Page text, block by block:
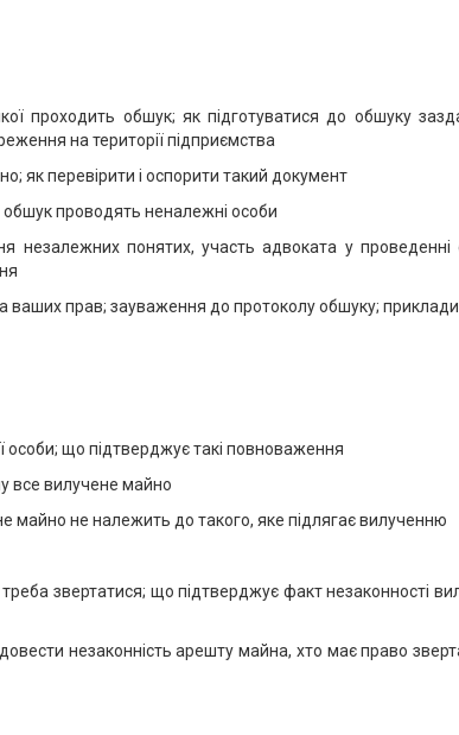
проходить обшук; як підготуватися до обшуку
на території підприємства
як перевірити і оспорити такий документ
обшук проводять неналежні особи
незалежних понятих, участь адвоката у проведенні
ваших прав; зауваження до протоколу обшуку; приклади
особи; що підтверджує такі повноваження
все вилучене майно
майно не належить до такого, яке підлягає вилученню
звертатися; що підтверджує факт незаконності
незаконність арешту майна, хто має право